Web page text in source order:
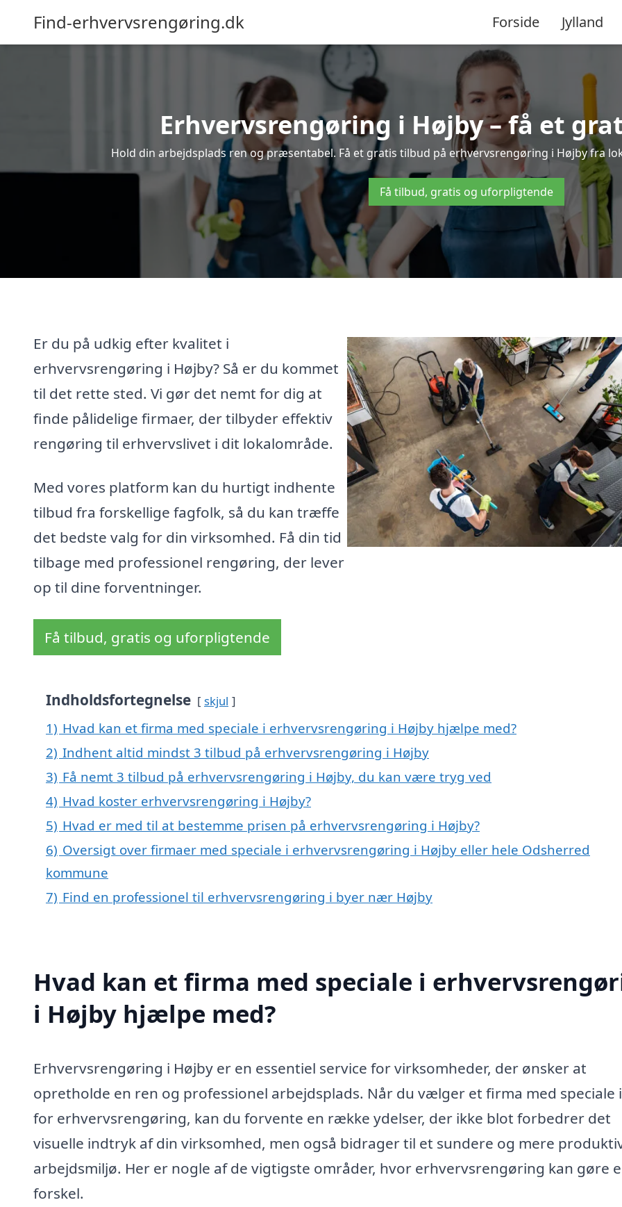
Find-erhvervsrengøring.dk Forside Jylland
Erhvervsrengøring i Højby – få et
Hold din arbejdsplads ren og præsentabel. Få et gratis tilbud på erhvervsrengøring i Højby fra
Få tilbud, gratis og uforpligtende
Er du på udkig efter kvalitet i
erhvervsrengøring i Højby? Så er du kommet
til det rette sted. Vi gør det nemt for dig at
finde pålidelige firmaer, der tilbyder effektiv
rengøring til erhvervslivet i dit lokalområde.
Med vores platform kan du hurtigt indhente
tilbud fra forskellige fagfolk, så du kan træffe
det bedste valg for din virksomhed. Få din tid
tilbage med professionel rengøring, der lever
op til dine forventninger.
Få tilbud, gratis og uforpligtende
Indholdsfortegnelse skjul
1) Hvad kan et firma med speciale i erhvervsrengøring i Højby hjælpe med?
2) Indhent altid mindst 3 tilbud på erhvervsrengøring i Højby
3) Få nemt 3 tilbud på erhvervsrengøring i Højby, du kan være tryg ved
4) Hvad koster erhvervsrengøring i Højby?
5) Hvad er med til at bestemme prisen på erhvervsrengøring i Højby?
6) Oversigt over firmaer med speciale i erhvervsrengøring i Højby eller hele Odsherred
kommune
7) Find en professionel til erhvervsrengøring i byer nær Højby
Hvad kan et firma med speciale i
i Højby hjælpe med?
Erhvervsrengøring i Højby er en essentiel service for virksomheder, der ønsker at
opretholde en ren og professionel arbejdsplads. Når du vælger et firma med speciale
for erhvervsrengøring, kan du forvente en række ydelser, der ikke blot forbedrer det
visuelle indtryk af din virksomhed, men også bidrager til et sundere og mere
arbejdsmiljø. Her er nogle af de vigtigste områder, hvor erhvervsrengøring kan gøre
forskel.